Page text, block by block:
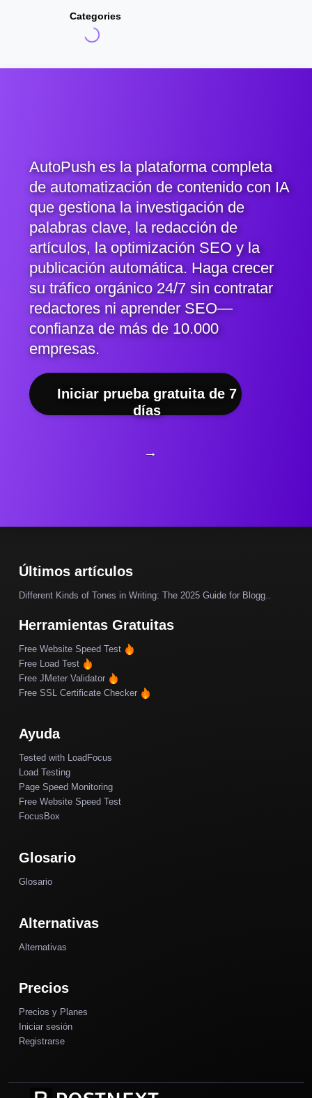
Categories
AutoPush es la plataforma completa
de automatización de contenido con IA
que gestiona la investigación de
palabras clave, la redacción de
artículos, la optimización SEO y la
publicación automática. Haga crecer
su tráfico orgánico 24/7 sin contratar
redactores ni aprender SEO—
confianza de más de 10.000
empresas.
Iniciar prueba gratuita de 7
días
→
Últimos artículos
Different Kinds of Tones in Writing: The 2025 Guide for Blogg..
Herramientas Gratuitas
Free Website Speed Test
Free Load Test
Free JMeter Validator
Free SSL Certificate Checker
Ayuda
Tested with LoadFocus
Load Testing
Page Speed Monitoring
Free Website Speed Test
FocusBox
Glosario
Glosario
Alternativas
Alternativas
Precios
Precios y Planes
Iniciar sesión
Registrarse